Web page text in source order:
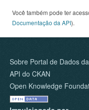
Você também pode ter
Documentação da API).
Sobre Portal de Dados
API do CKAN
Open Knowledge